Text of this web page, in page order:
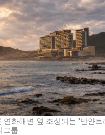
연화해변 옆 조성되는 '반얀트
그룹